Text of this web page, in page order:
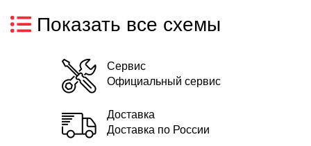
Показать все схемы
Сервис
Официальный сервис
Доставка
Доставка по России